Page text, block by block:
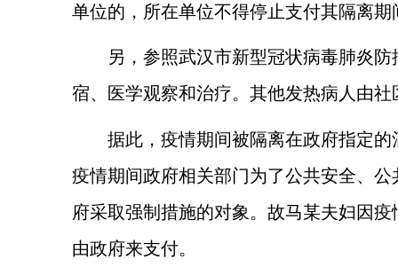
单位的，所在单位不得停止支付其隔离期
另，参照武汉市新型冠状病毒肺炎防
宿、医学观察和治疗。其他发热病人由
据此，疫情期间被隔离在政府指定
疫情期间政府相关部门为了公共安全、
府采取强制措施的对象。故马某夫妇因
由政府来支付。